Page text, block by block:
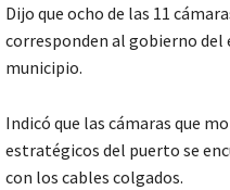
Dijo que ocho de las 11
corresponden al gobierno del
municipio.
Indicó que las cámaras que
estratégicos del puerto se
con los cables colgados.